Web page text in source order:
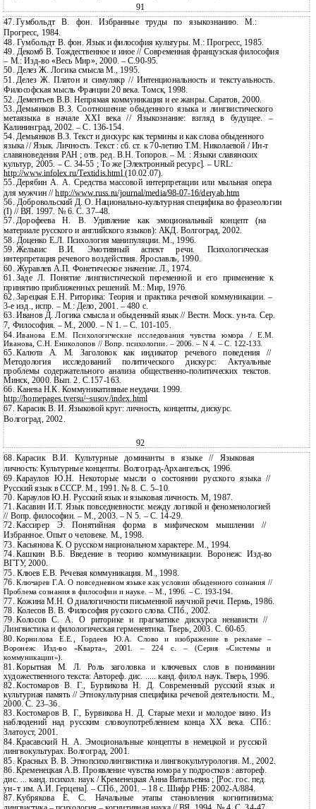
91
47. Гумбольдт В. фон. Избранные труды по языкознанию. М.:
Прогресс, 1984.
48. Гумбольдт В. фон. Язык и философия культуры. М.: Прогресс, 1985.
49. Декомб В. Тождественное и иное // Современная французская философия
– М.: Изд-во «Весь Мир», 2000. – С.90-95.
50. Делез Ж. Логика смысла М., 1995.
51.
Делез Ж. Платон и симулякр // Интенциональность и текстуальность.
Философская мысль Франции 20 века. Томск, 1998.
52.
Дементьев В.В. Непрямая коммуникация и ее жанры. Саратов, 2000.
53. Демьянков В.З. Соотношение обыденного языка и лингвистического
метаязыка в начале XXI века // Языкознание: взгляд в будущее. –
Калининград, 2002. – С. 136-154.
54. Демьянков В.З. Текст и дискурс как термины и как слова обыденного
языка // Язык. Личность. Текст : сб. ст. к70-летию Т.М. Николаевой / Ин-т
славяноведения РАН ; отв. ред. В.Н. Топоров. – М. : Языки славянских
культур, 2005. – С. 34-55 ; То же [Электронный ресурс]. – URL:
http://www.infolex.ru/Textidis.html (10.02.07).
55. Дерябин А. А. Средства массовой интерпретации или мыльная опера
для мужчин //http://www.russ.ru/journal/media/98-07-16/deryab.htm
56. Добровольский Д. О. Национально-культурная специфика во фразеологии
(I) // ВЯ. 1997. № 6. С. 37–48.
57. Дорофеева Н. В. Удивление как эмоциональный концепт (на
материале русского и английского языков): АКД. Волгоград, 2002.
58.
Доценко Е.Л. Психология манипуляции. М., 1996.
59. Жельвис В.И. Эмотивный аспект речи. Психологическая
интерпретация речевого воздействия. Ярославль, 1990.
60. Журавлев А.П. Фонетическое значение. Л., 1974.
61. Заде Л. Понятие лингвистической переменной и его применение к
принятию приближенных решений. М.: Мир, 1976.
62. Зарецкая Е.Н. Риторика: Теория и практика речевой коммуникации. –
3-е изд., испр. – М.: Дело, 2001. – 480 с.
63. Иванов Д. Логика смысла и обыденный язык // Вестн. Моск.ун-та. Сер.
7, Философия. – М., 2000. – N 1. – С. 101-105.
64. Иванова Е.М. Психологические исследования чувства юмора / Е.М.
Иванова, С.Н. Ениколопов // Вопр. психологии. – 2006. – N 4. – С. 122-133.
65. Калюта А. М. Заголовок как индикатор речевого поведения //
Методология исследований политического дискурс: Актуальные
проблемы содержательного анализа общественно-политических текстов.
Минск, 2000. Вып. 2. С.157-163.
66. Канева Н.К. Коммуникативные неудачи. 1999.
http://homepages.tversu/~susov/index.html
67. Карасик В. И. Языковой круг: личность, концепты, дискурс.
Волгоград, 2002.
92
68. Карасик В.И. Культурные доминанты в языке // Языковая
личность: Культурные концепты. Волгоград-Архангельск, 1996.
69. Караулов Ю.Н. Некоторые мысли о состоянии русского языка //
Русский язык в СССР. М., 1991. № 8. С. 5–10.
70. Караулов Ю.Н. Русский язык и языковая личность. М, 1987.
71. Касавин И.Т. Язык повседневности: между логикой и феноменологией
// Вопр. философии. – М., 2003. – N 5. – С. 14-29.
72. Кассирер Э. Понятийная форма в мифическом мышлении //
Избранное. Опыт о человеке. М., 1998.
73. Касьянова К. О русском национальном характере. М., 1994.
74. Кашкин В.Б. Введение в теорию коммуникации. Воронеж: Изд-во
ВГТУ, 2000.
75. Клюев Е.В. Речевая коммуникация. М., 1998.
76. Ключарев Г.А. О повседневном языке как условии обыденного сознания //
Проблема сознания в философии и науке. – М., 1996. – С. 193-194.
77. Кожина М.Н. О диалогичности письменной научной речи. Пермь, 1986.
78. Колесов В. В. Философия русского слова. СПб., 2002.
79. Колосов С. А. О риторике и прагматике дискурса ненависти //
Лингвистика и филологическая герменевтика. Тверь, 2003. С. 60-65.
80. Корнилова Е.Е., Гордеев Ю.А. Слово и изображение в рекламе –
Воронеж: Изд-во «Кварта», 2001. – 224 с. – (Серия «Системы и
коммуникации»).
81.
Корытная М. Л. Роль заголовка и ключевых слов в понимании
художественного текста: Автореф. дис. ..... канд. филол. наук. Тверь, 1996.
82. Костомаров В. Г., Бурвикова Н. Д. Современный русский язык и
культурная память // Этнокультурная специфика речевой деятельности. М.,
2000. С. 23–36.
83. Костомаров В. Г., Бурвикова Н. Д. Старые мехи и молодое вино. Из
наблюдений над русским словоупотреблением конца ХХ века. СПб.:
Златоуст, 2001.
84. Красавский Н. А. Эмоциональные концепты в немецкой и русской
лингвокультурах. Волгоград, 2001.
85. Красных В. В. Этнопсихолингвистика и лингвокультурология. М., 2002.
86. Кременецкая А.В. Проявление чувства юмора у подростков : автореф.
дис. ... канд. психол. наук / Кременецкая Анна Витальевна ; [Рос. гос. пед.
ун- т им. А.И. Герцена]. – СПб., 2001. – 18 с. Шифр РНБ:2002-А/884.
87. Кубрякова Е. С. Начальные этапы становления когнитивизма: